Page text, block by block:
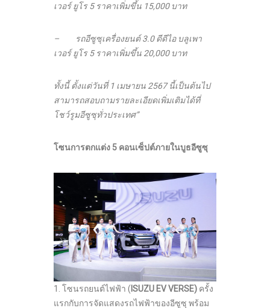
เวอร์ ยูโร 5 ราคาเพิ่มขึ้น 15,000 บาท
– รถอีซูซุเครื่องยนต์ 3.0 ดีดีไอ บลูเพา
เวอร์ ยูโร 5 ราคาเพิ่มขึ้น 20,000 บาท
ทั้งนี้ ตั้งแต่วันที่ 1 เมษายน 2567 นี้เป็นต้นไป
สามารถสอบถามรายละเอียดเพิ่มเติมได้ที่
โชว์รูมอีซูซุทั่วประเทศ”
โซนการตกแต่ง 5 คอนเซ็ปต์ภายในบูธอีซูซุ
1. โซนรถยนต์ไฟฟ้า ( ISUZU EV VERSE) ครั้ง
แรกกับการจัดแสดงรถไฟฟ้าของอีซูซุ พร้อม